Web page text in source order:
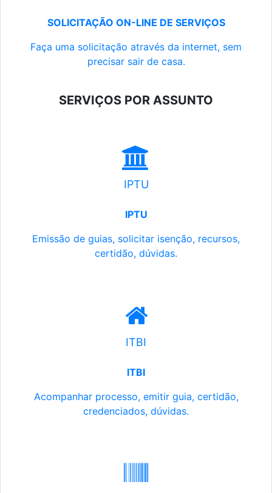
SOLICITAÇÃO ON-LINE DE SERVIÇOS
Faça uma solicitação através da internet, sem
precisar sair de casa.
SERVIÇOS POR ASSUNTO
IPTU
IPTU
Emissão de guias, solicitar isenção, recursos,
certidão, dúvidas.
ITBI
ITBI
Acompanhar processo, emitir guia, certidão,
credenciados, dúvidas.